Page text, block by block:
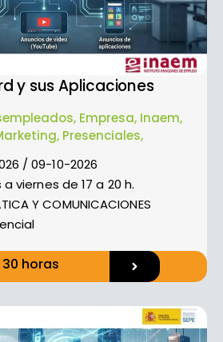
y sus Aplicaciones
, Empresa, Inaem,
, Presenciales,
/ 09-10-2026
viernes de 17 a 20 h.
Y COMUNICACIONES
30 horas